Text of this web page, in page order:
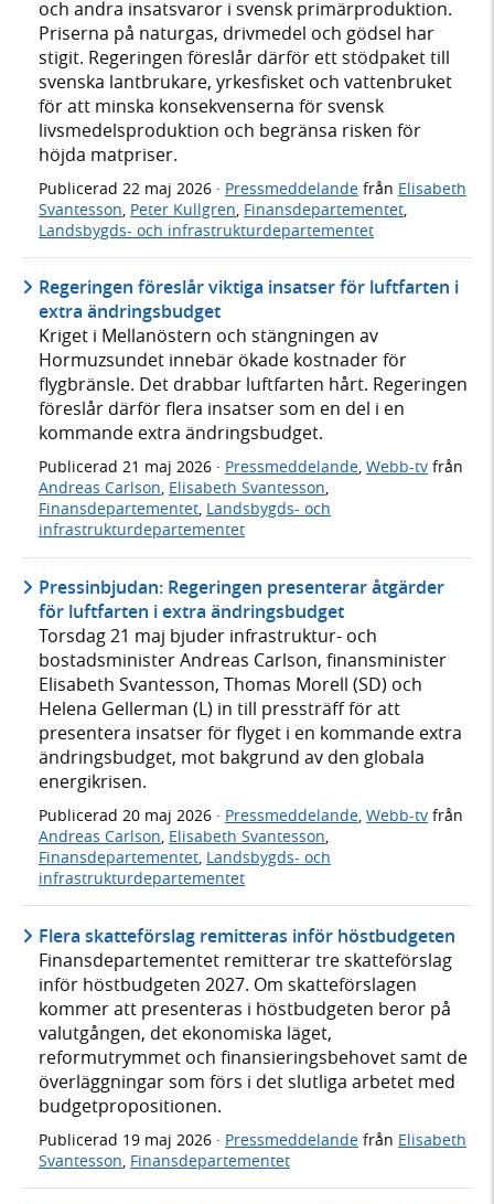
och andra insatsvaror i svensk primärproduktion.
Priserna på naturgas, drivmedel och gödsel har
stigit. Regeringen föreslår därför ett stödpaket till
svenska lantbrukare, yrkesfisket och vattenbruket
för att minska konsekvenserna för svensk
livsmedelsproduktion och begränsa risken för
höjda matpriser.
Publicerad 22 maj 2026 · Pressmeddelande från Elisabeth
Svantesson Peter Kullgren Finansdepartementet
Landsbygds- och infrastrukturdepartementet
Regeringen föreslår viktiga insatser för luftfarten i
extra ändringsbudget
Kriget i Mellanöstern och stängningen av
Hormuzsundet innebär ökade kostnader för
flygbränsle. Det drabbar luftfarten hårt. Regeringen
föreslår därför flera insatser som en del i en
kommande extra ändringsbudget.
Publicerad 21 maj 2026 · Pressmeddelande, Webb-tv från
Andreas Carlson, Elisabeth Svantesson,
Finansdepartementet, Landsbygds- och
infrastrukturdepartementet
Pressinbjudan: Regeringen presenterar åtgärder
för luftfarten i extra ändringsbudget
Torsdag 21 maj bjuder infrastruktur- och
bostadsminister Andreas Carlson, finansminister
Elisabeth Svantesson, Thomas Morell (SD) och
Helena Gellerman (L) in till pressträff för att
presentera insatser för flyget i en kommande extra
ändringsbudget, mot bakgrund av den globala
energikrisen.
Publicerad 20 maj 2026 · Pressmeddelande, Webb-tv från
Andreas Carlson, Elisabeth Svantesson,
Finansdepartementet, Landsbygds- och
infrastrukturdepartementet
Flera skatteförslag remitteras inför höstbudgeten
Finansdepartementet remitterar tre skatteförslag
inför höstbudgeten 2027. Om skatteförslagen
kommer att presenteras i höstbudgeten beror på
valutgången, det ekonomiska läget,
reformutrymmet och finansieringsbehovet samt de
överläggningar som förs i det slutliga arbetet med
budgetpropositionen.
Publicerad 19 maj 2026 · Pressmeddelande från Elisabeth
Svantesson Finansdepartementet